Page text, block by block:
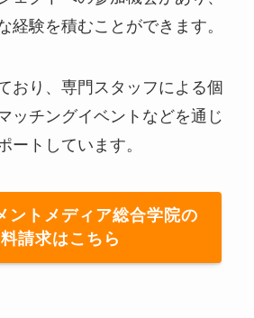
経験を積むことができます。
おり、専門スタッフによる個
ッチングイベントなどを通じ
ートしています。
ントメディア総合学院の
請求はこちら